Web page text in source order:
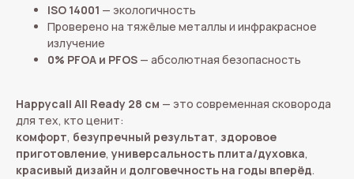
ISO 14001 — экологичность
Проверено на тяжёлые металлы и инфракрасное
излучение
0% PFOA и PFOS — абсолютная безопасность
Happycall All Ready 28 см — это современная сковорода
для тех, кто ценит:
комфорт, безупречный результат, здоровое
приготовление, универсальность плита/духовка,
красивый дизайн и долговечность на годы вперёд.